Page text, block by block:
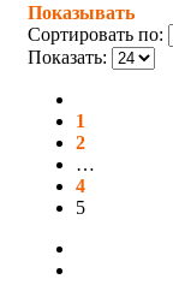
Показывать
Сортировать по:
Показать:
1
2
…
4
5